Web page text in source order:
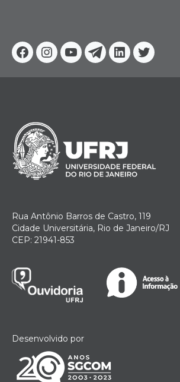
Facebook
Instagram
YoutubeTelegram
Linkedin
Twitter
Rua Antônio Barros de Castro, 119
Cidade Universitária, Rio de Janeiro/RJ
CEP: 21941-853
Desenvolvido por